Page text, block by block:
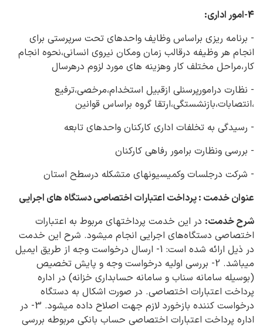
4-امور اداری:
- برنامه ریزی براساس وظایف واحدهای تحت سرپرستی برای
انجام هر وظیفه درقالب زمان ومکان نیروی انسانی،نحوه انجام
کار،مراحل مختلف کار وهزینه های مورد لزوم درهرسال
- نظارت درامورپرسنلی ازقبیل استخدام،مرخصی،ترفیع
،انتصابات،بازنشستگی،ارتقا گروه براساس قوانین
- رسیدگی به تخلفات اداری کارکنان واحدهای تابعه
- بررسی ونظارت برامور رفاهی کارکنان
- شرکت درجلسات وکمیسیونهای متشکله درسطح استان
عنوان خدمت : پرداخت اعتبارات اختصاصی دستگاه های اجرایی
شرح خدمت: در این خدمت پرداختهای مربوط به اعتبارات
اختصاصی دستگاه‌های اجرایی انجام می‎شود. شرح این خدمت
در ذیل ارائه شده است: 1- ارسال درخواست وجه از طریق ایمیل
میباشد. 2- بررسی اولیه درخواست‌ وجه و پایش تخصیص
(بوسیله سامانه سناب و سامانه حسابداری خزانه) در اداره
پرداخت اعتبارات اختصاصی. در صورت اشکال به دستگاه
درخواست کننده بازخورد لازم جهت اصلاح داده می‎شود. 3- در
اداره پرداخت اعتبارات اختصاصی حساب بانکی مربوطه بررسی